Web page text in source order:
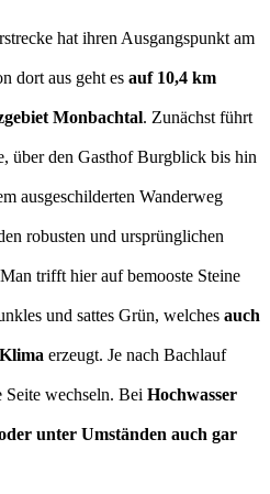
hat ihren Ausgangspunkt am
dort aus geht es auf 10,4 km
Monbachtal. Zunächst führt
über den Gasthof Burgblick bis hin
ausgeschilderten Wanderweg
robusten und ursprünglichen
trifft hier auf bemooste Steine
und sattes Grün, welches auch
erzeugt. Je nach Bachlauf
Seite wechseln. Bei Hochwasser
unter Umständen auch gar